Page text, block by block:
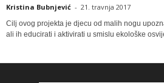
Kristina Bubnjević - 21. travnja 2017
Cilj ovog projekta je djecu od malih nogu
ali ih educirati i aktivirati u smislu ekološke